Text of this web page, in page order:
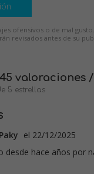
ofensivos o de mal gusto.
revisados antes de su
45 valoraciones
5 estrellas
Paky el 22/12/2025
desde hace años por